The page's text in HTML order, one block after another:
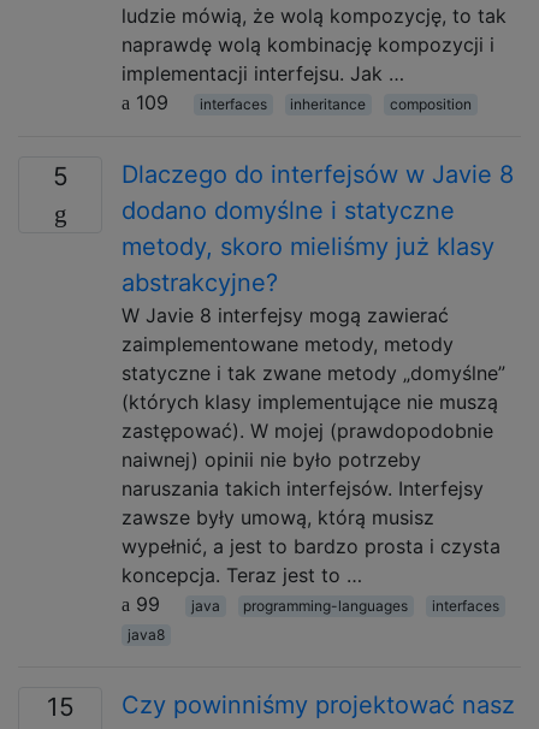
ludzie mówią, że wolą kompozycję, to tak
naprawdę wolą kombinację kompozycji i
implementacji interfejsu. Jak …
109
interfaces inheritance composition
5
Dlaczego do interfejsów w Javie 8
dodano domyślne i statyczne
metody, skoro mieliśmy już klasy
abstrakcyjne?
W Javie 8 interfejsy mogą zawierać
zaimplementowane metody, metody
statyczne i tak zwane metody „domyślne”
(których klasy implementujące nie muszą
zastępować). W mojej (prawdopodobnie
naiwnej) opinii nie było potrzeby
naruszania takich interfejsów. Interfejsy
zawsze były umową, którą musisz
wypełnić, a jest to bardzo prosta i czysta
koncepcja. Teraz jest to …
99
java programming-languages
interfaces
java8
15
Czy powinniśmy projektować nasz